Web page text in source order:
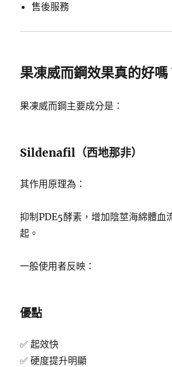
售後服務
果凍威而鋼效果真的好嗎
果凍威而鋼主要成分是：
Sildenafil（西地那非）
其作用原理為：
抑制PDE5酵素，增加陰莖海綿體血
起。
一般使用者反映：
優點
✅ 起效快
✅ 硬度提升明顯